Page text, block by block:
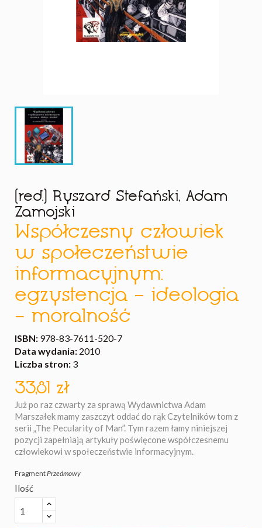
(red.) Ryszard Stefański, Adam
Zamojski
Współczesny człowiek
w społeczeństwie
informacyjnym:
egzystencja – ideologia
– moralność
ISBN: 978-83-7611-520-7
Data wydania: 2010
Liczba stron: 3
33,81 zł
Już po raz czwarty za sprawą Wydawnictwa Adam
Marszałek mamy zaszczyt oddać do rąk Czytelników tom z
serii „The Pecularity of Man”. Tym razem łamy niniejszej
pozycji zapełniają artykuły poświęcone współczesnemu
człowiekowi w społeczeństwie informacyjnym.
FragmentPrzedmowy
Ilość